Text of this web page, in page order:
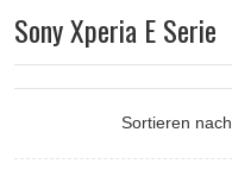
Sony Xperia E Serie
Sortieren nach